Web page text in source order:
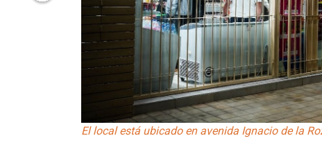
El local está ubicado en avenida Ignacio de la